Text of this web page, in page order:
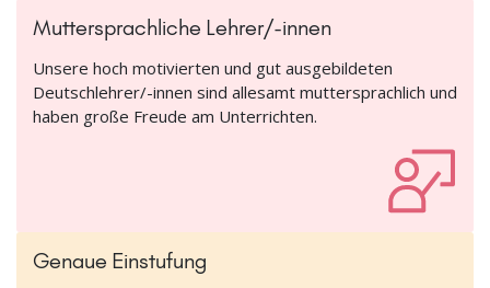
Muttersprachliche Lehrer/-innen
Unsere hoch motivierten und gut ausgebildeten
Deutschlehrer/-innen sind allesamt muttersprachlich und
haben große Freude am Unterrichten.
Genaue Einstufung